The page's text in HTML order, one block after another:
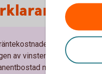
för att ha
av vinsten på en
menas den